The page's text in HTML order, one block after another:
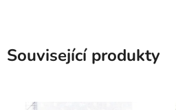
Související produkty